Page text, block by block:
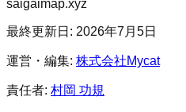
saigaimap.xyz
最終更新日: 2026年7月5日
運営・編集: 株式会社Mycat
責任者: 村岡 功規